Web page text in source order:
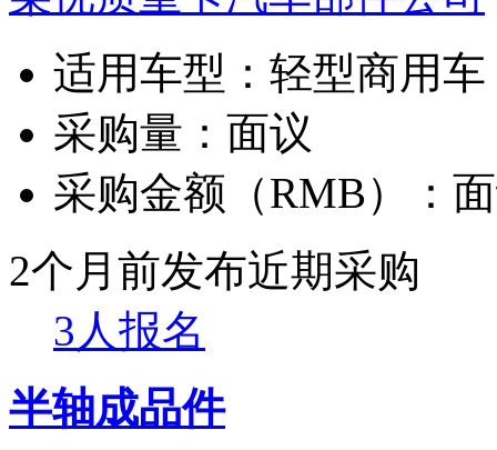
适用车型： 轻型商用
采购量： 面议
采购金额（RMB）：
2个月前发布近期采购
3人报名
半轴成品件